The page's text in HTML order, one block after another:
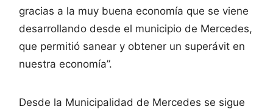
gracias a la muy buena economía que se viene
desarrollando desde el municipio de Mercedes,
que permitió sanear y obtener un superávit en
nuestra economía”.
Desde la Municipalidad de Mercedes se sigue